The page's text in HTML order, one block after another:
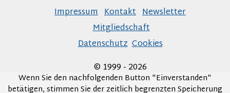
Impressum Kontakt Newsletter
Mitgliedschaft
Datenschutz Cookies
© 1999 - 2026
Wenn Sie den nachfolgenden Button "Einverstanden"
betätigen, stimmen Sie der zeitlich begrenzten Speicherung